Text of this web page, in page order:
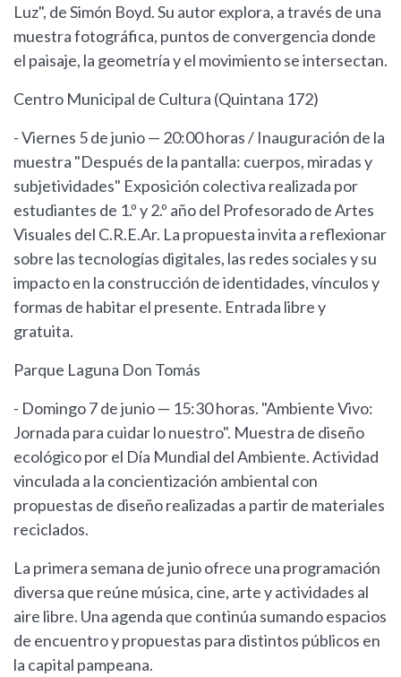
Luz", de Simón Boyd. Su autor explora, a través de una
muestra fotográfica, puntos de convergencia donde
el paisaje, la geometría y el movimiento se intersectan.
Centro Municipal de Cultura (Quintana 172)
- Viernes 5 de junio — 20:00 horas / Inauguración de la
muestra "Después de la pantalla: cuerpos, miradas y
subjetividades" Exposición colectiva realizada por
estudiantes de 1.º y 2.º año del Profesorado de Artes
Visuales del C.R.E.Ar. La propuesta invita a reflexionar
sobre las tecnologías digitales, las redes sociales y su
impacto en la construcción de identidades, vínculos y
formas de habitar el presente. Entrada libre y
gratuita.
Parque Laguna Don Tomás
- Domingo 7 de junio — 15:30 horas. "Ambiente Vivo:
Jornada para cuidar lo nuestro". Muestra de diseño
ecológico por el Día Mundial del Ambiente. Actividad
vinculada a la concientización ambiental con
propuestas de diseño realizadas a partir de materiales
reciclados.
La primera semana de junio ofrece una programación
diversa que reúne música, cine, arte y actividades al
aire libre. Una agenda que continúa sumando espacios
de encuentro y propuestas para distintos públicos en
la capital pampeana.